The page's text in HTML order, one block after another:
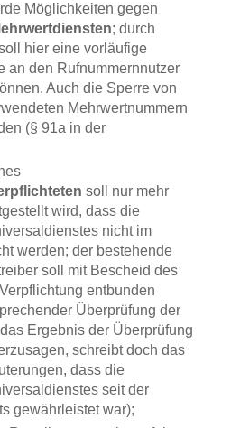
Möglichkeiten gegen
; durch
hier eine vorläufige
an den Rufnummernnutzer
Auch die Sperre von
Mehrwertnummern
(§ 91a in der
soll nur mehr
wird, dass die
nicht im
werden; der bestehende
soll mit Bescheid des
entbunden
Überprüfung der
Ergebnis der Überprüfung
schreibt doch das
dass die
seit der
gewährleistet war);